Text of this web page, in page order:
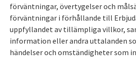
förväntningar, övertygelser och
förväntningar i förhållande till
uppfyllandet av tillämpliga villkor,
information eller andra uttalanden
händelser och omständigheter som